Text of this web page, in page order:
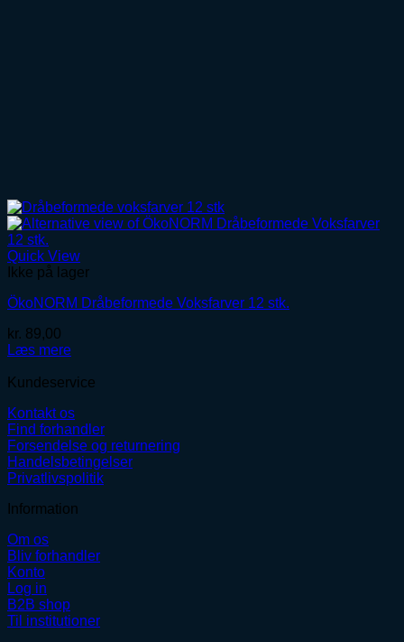
Quick View
Ikke på lager
ÖkoNORM Dråbeformede Voksfarver 12 stk.
kr. 89,00
Læs mere
Kundeservice
Kontakt os
Find forhandler
Forsendelse og returnering
Handelsbetingelser
Privatlivspolitik
Information
Om os
Bliv forhandler
Konto
Log in
B2B shop
Til institutioner